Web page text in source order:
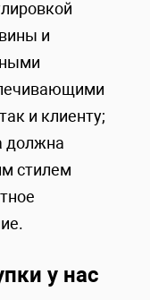
и
и клиенту;
должна
стилем
у нас